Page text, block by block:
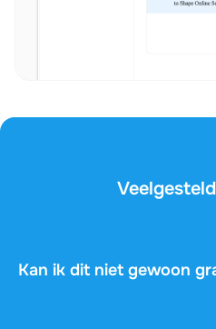
Kan ik dit niet gewoon